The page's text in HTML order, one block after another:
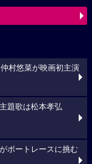
村悠菜が映画初主演
題歌は松本孝弘
ボートレースに挑む